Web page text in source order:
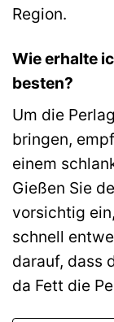
Region.
Wie erhalte
besten?
Um die
bringen,
einem
Gießen Sie
vorsichtig
schnell
darauf, dass
da Fett die